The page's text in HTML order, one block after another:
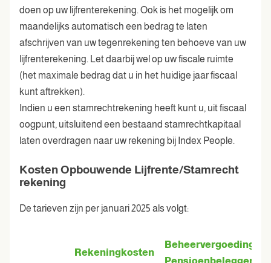
doen op uw lijfrenterekening. Ook is het mogelijk om
maandelijks automatisch een bedrag te laten
afschrijven van uw tegenrekening ten behoeve van uw
lijfrenterekening. Let daarbij wel op uw fiscale ruimte
(het maximale bedrag dat u in het huidige jaar fiscaal
kunt aftrekken).
Indien u een stamrechtrekening heeft kunt u, uit fiscaal
oogpunt, uitsluitend een bestaand stamrechtkapitaal
laten overdragen naar uw rekening bij Index People.
Kosten Opbouwende Lijfrente/Stamrecht
rekening
De tarieven zijn per januari 2025 als volgt:
Rekeningkosten
Beheervergoeding
Pensioenbeleggen